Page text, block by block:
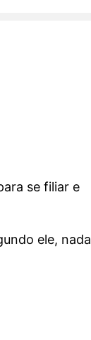
se filiar e
ele, nada